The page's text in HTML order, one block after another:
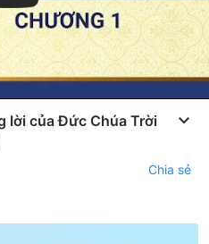
lời của Đức Chúa Trời
Chia sẻ